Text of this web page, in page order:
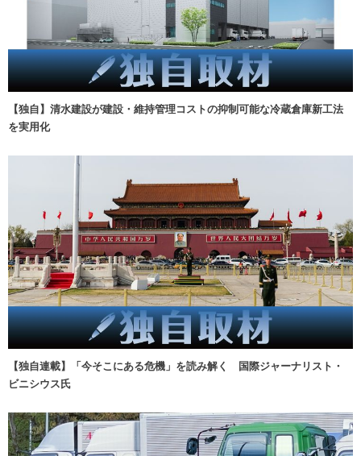
【独自】清水建設が建設・維持管理コストの抑制可能な冷蔵倉庫新工法
を実用化
【独自連載】「今そこにある危機」を読み解く 国際ジャーナリスト・
ビニシウス氏